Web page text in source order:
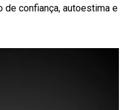
de confiança, autoestima e